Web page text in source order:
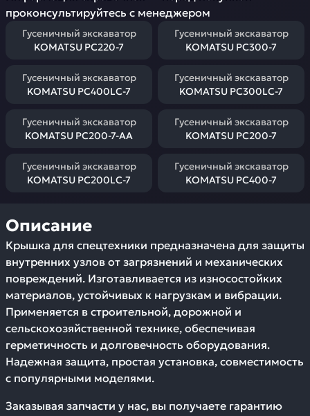
проконсультируйтесь с менеджером
Гусеничный экскаватор
KOMATSU PC220-7
Гусеничный экскаватор
KOMATSU PC300-7
Гусеничный экскаватор
KOMATSU PC400LC-7
Гусеничный экскаватор
KOMATSU PC300LC-7
Гусеничный экскаватор
KOMATSU PC200-7-AA
Гусеничный экскаватор
KOMATSU PC200-7
Гусеничный экскаватор
KOMATSU PC200LC-7
Гусеничный экскаватор
KOMATSU PC400-7
Описание
Крышка для спецтехники предназначена для защиты
внутренних узлов от загрязнений и механических
повреждений. Изготавливается из износостойких
материалов, устойчивых к нагрузкам и вибрации.
Применяется в строительной, дорожной и
сельскохозяйственной технике, обеспечивая
герметичность и долговечность оборудования.
Надежная защита, простая установка, совместимость
с популярными моделями.
Заказывая запчасти у нас, вы получаете гарантию